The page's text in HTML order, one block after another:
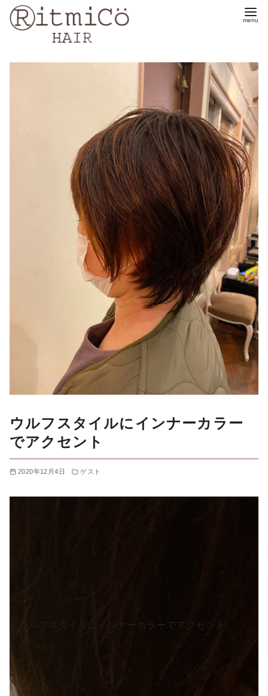
ウルフスタイルにインナーカラー
でアクセント
2020年12月4日 ゲスト
ウルフスタイルにインナーカラーでアクセント